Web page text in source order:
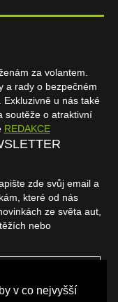
v co nejvyšší
za volantem.
a rady o bezpečném
u nás také
soutěže o atraktivní
REDAKCE
zde svůj email a
které od nás
ze světa aut,
nebo